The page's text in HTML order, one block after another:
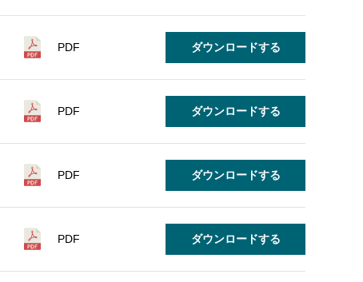
PDF ダウンロードする
PDF ダウンロードする
PDF ダウンロードする
PDF ダウンロードする